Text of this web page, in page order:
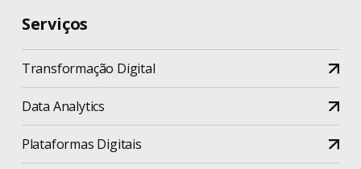
Serviços
Transformação Digital
Data Analytics
Plataformas Digitais